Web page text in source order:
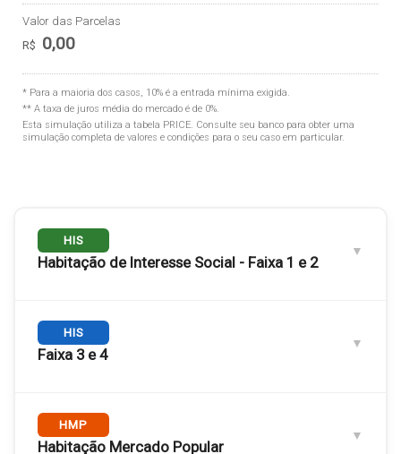
Valor das Parcelas
R$ 0,00
* Para a maioria dos casos, 10% é a entrada mínima exigida.
** A taxa de juros média do mercado é de 0%.
Esta simulação utiliza a tabela PRICE. Consulte seu banco para obter uma
simulação completa de valores e condições para o seu caso em particular.
HIS
Habitação de Interesse Social - Faixa 1 e 2
Engloba as
3 salários mínimos.
Até R$ 5.000,00
HIS
Faixa 3 e 4
Engloba as
mínimos.
HMP
Habitação Mercado Popular